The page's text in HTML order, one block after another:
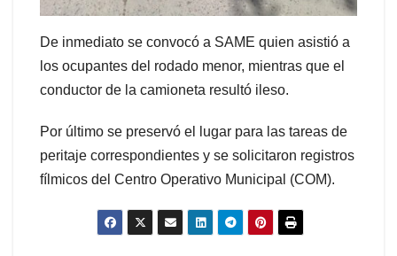
De inmediato se convocó a SAME quien asistió a
los ocupantes del rodado menor, mientras que el
conductor de la camioneta resultó ileso.
Por último se preservó el lugar para las tareas de
peritaje correspondientes y se solicitaron registros
fílmicos del Centro Operativo Municipal (COM).